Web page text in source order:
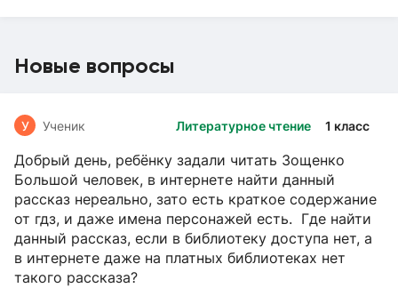
Новые вопросы
Литературное чтение 1 класс
У Ученик
Добрый день, ребёнку задали читать Зощенко
Большой человек, в интернете найти данный
рассказ нереально, зато есть краткое содержание
от гдз, и даже имена персонажей есть. Где найти
данный рассказ, если в библиотеку доступа нет, а
в интернете даже на платных библиотеках нет
такого рассказа?